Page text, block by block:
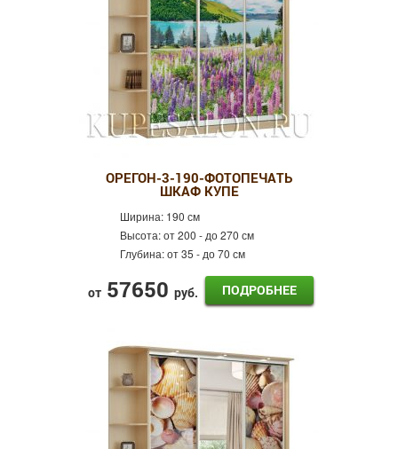
ОРЕГОН-3-190-ФОТОПЕЧАТЬ
ШКАФ КУПЕ
Ширина: 190 см
Высота:от 200 - до 270 см
Глубина:от 35 - до 70 см
от 57650 руб. ПОДРОБНЕЕ